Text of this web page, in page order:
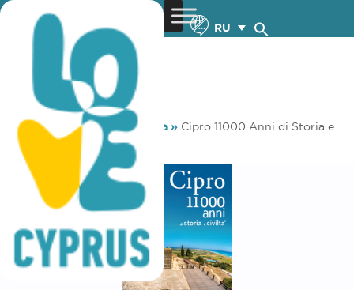
RU
You are here: Home »Media » Cipro 11000 Anni di Storia e
Civiltà – Italiano (pdf)